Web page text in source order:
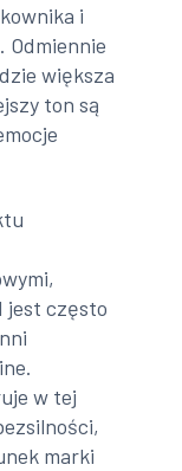
i
Odmiennie
większa
ton są
jest często
w tej
marki